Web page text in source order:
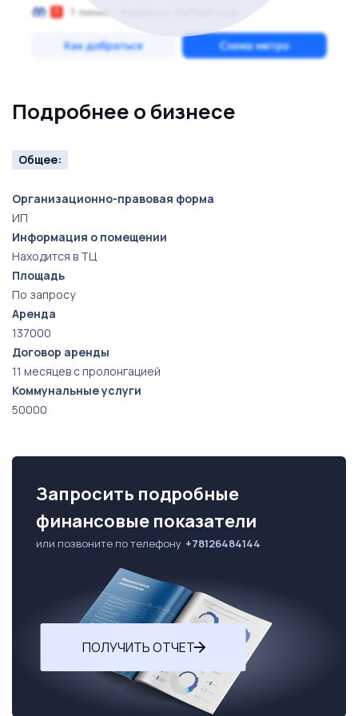
Подробнее о бизнесе
Общее:
Организационно-правовая форма
ИП
Информация о помещении
Находится в ТЦ
Площадь
По запросу
Аренда
137000
Договор аренды
11 месяцев с пролонгацией
Коммунальные услуги
50000
Запросить подробные
финансовые показатели
или позвоните по телефону +78126484144
ПОЛУЧИТЬ ОТЧЕТ